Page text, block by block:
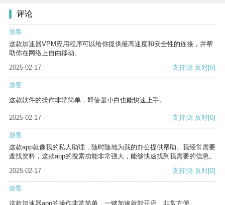
评论
游客
这款加速器VPM应用程序可以给你提供最高速度和安全性的连接，并帮
助你在网络上自由移动。
2025-02-17
支持[0] 反对[0]
游客
这款软件的操作非常简单，即使是小白也能快速上手。
2025-02-17 支持[0] 反对[0]
游客
这款app就像我的私人助理，随时随地为我的办公提供帮助。我经常需要
查找资料，这款app的搜索功能非常强大，能够快速找到我需要的信息。
2025-02-17
支持[0] 反对[0]
游客
这款加速器app的操作非常简单，一键加速就能开启，非常方便。